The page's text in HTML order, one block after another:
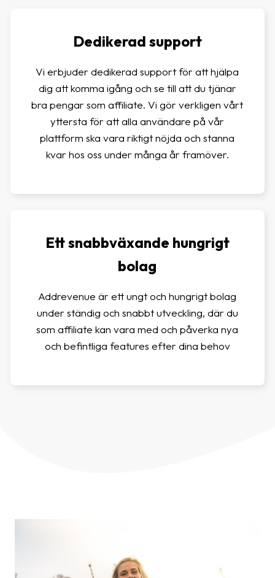
Dedikerad support
Vi erbjuder dedikerad support för att hjälpa
dig att komma igång och se till att du tjänar
bra pengar som affiliate. Vi gör verkligen vårt
yttersta för att alla användare på vår
plattform ska vara riktigt nöjda och stanna
kvar hos oss under många år framöver.
Ett snabbväxande hungrigt
bolag
Addrevenue är ett ungt och hungrigt bolag
under ständig och snabbt utveckling, där du
som affiliate kan vara med och påverka nya
och befintliga features efter dina behov